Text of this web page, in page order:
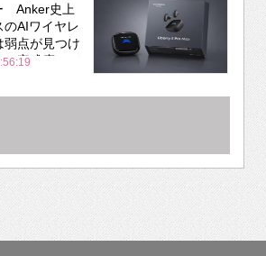
Anker史上
のAIワイヤレ
弱点が見つけ
完成度にび